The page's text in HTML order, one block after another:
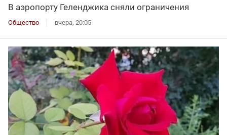
В аэропорту Геленджика сняли ограничения
Общество вчера, 20:05